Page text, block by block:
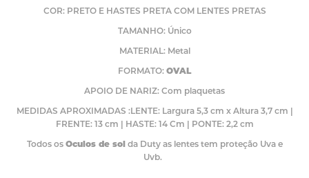
COR: PRETO E HASTES PRETA COM LENTES PRETAS
TAMANHO: Único
MATERIAL: Metal
FORMATO: OVAL
APOIO DE NARIZ: Com plaquetas
MEDIDAS APROXIMADAS :LENTE: Largura 5,3 cm x Altura 3,7 cm |
FRENTE: 13 cm | HASTE: 14 Cm | PONTE: 2,2 cm
Todos os Oculos de solda Duty as lentes tem proteção Uva e
Uvb.